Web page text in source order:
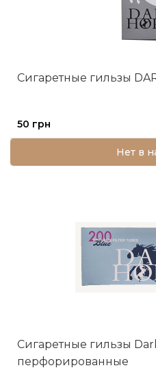
Сигаретные гильзы
50 грн
Нет в
Сигаретные гильзы
перфорированные